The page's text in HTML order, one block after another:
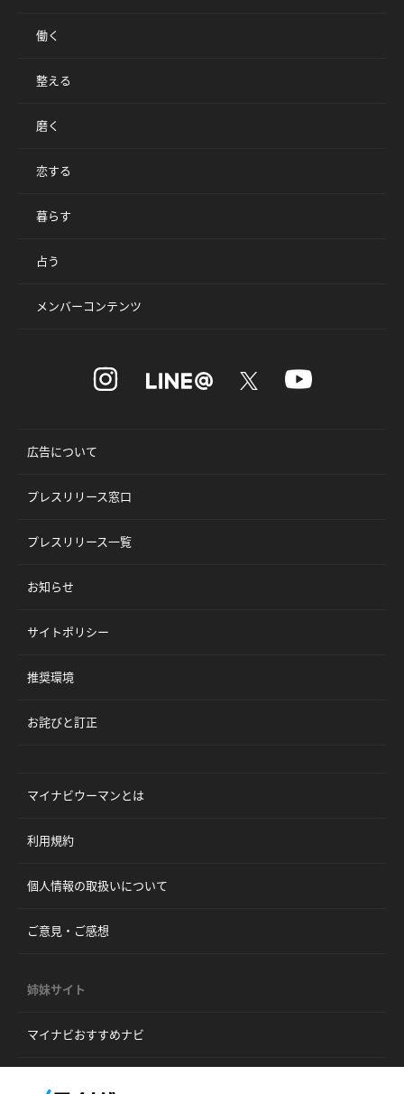
働く
整える
磨く
恋する
暮らす
占う
メンバーコンテンツ
広告について
プレスリリース窓口
プレスリリース一覧
お知らせ
サイトポリシー
推奨環境
お詫びと訂正
マイナビウーマンとは
利用規約
個人情報の取扱いについて
ご意見・ご感想
姉妹サイト
マイナビおすすめナビ